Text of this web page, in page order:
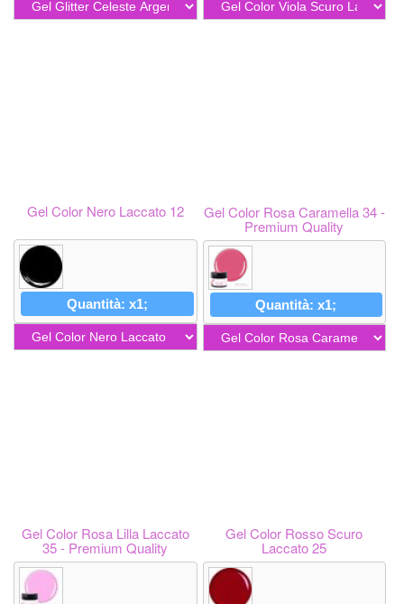
Gel Color Nero Laccato 12
Quantità: x1;
Gel Color Rosa Caramella 34 -
Premium Quality
Quantità: x1;
Gel Color Rosa Lilla Laccato
35 - Premium Quality
Gel Color Rosso Scuro
Laccato 25